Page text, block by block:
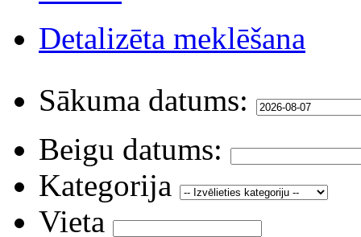
Detalizēta meklēšana
Sākuma datums:
Beigu datums:
Kategorija
Vieta